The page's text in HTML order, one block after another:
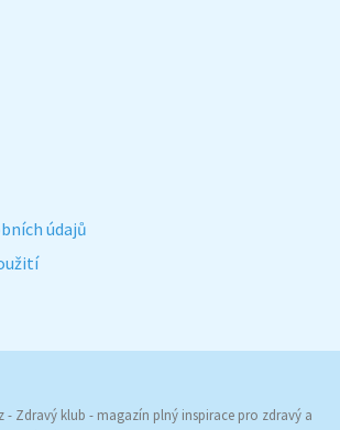
údajů
- Zdravý klub - magazín plný inspirace pro zdravý a